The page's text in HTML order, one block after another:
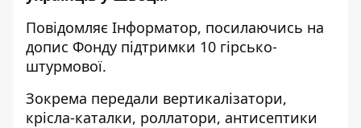
Повідомляє Інформатор, посилаючись на
допис Фонду підтримки 10 гірсько-
штурмової.
Зокрема передали вертикалізатори,
крісла-каталки, роллатори, антисептики